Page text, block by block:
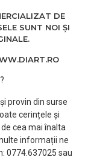
DE
SUNT NOI ȘI
provin din surse
cerințele și
cea mai înalta
informații ne
0774.637025 sau